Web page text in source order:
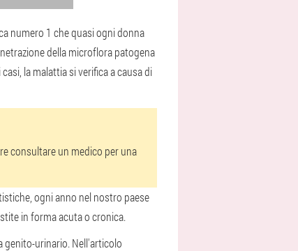
numero 1 che quasi ogni donna
della microflora patogena
la malattia si verifica a causa di
consultare un medico per una
ogni anno nel nostro paese
in forma acuta o cronica.
genito-urinario. Nell'articolo